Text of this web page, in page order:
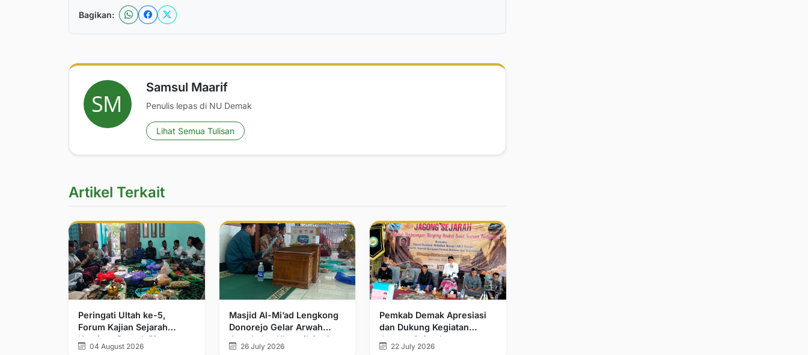
Bagikan:
Samsul Maarif
Penulis lepas di NU Demak
Lihat Semua Tulisan
Artikel Terkait
Peringati Ultah ke-5,
Forum Kajian Sejarah
Kerajaan Demak Bintoro
dan Walisongo Tegaskan
04 August 2026
Masjid Al-Mi’ad Lengkong
Donorejo Gelar Arwah
Jamak dan Khatmil Qur’an
26 July 2026
Pemkab Demak Apresiasi
dan Dukung Kegiatan
Jagong Sejarah
22 July 2026